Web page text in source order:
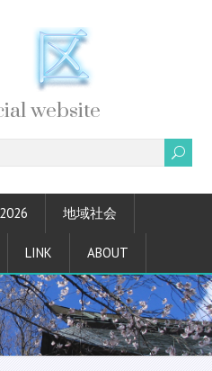
website
地域社会
LINK ABOUT